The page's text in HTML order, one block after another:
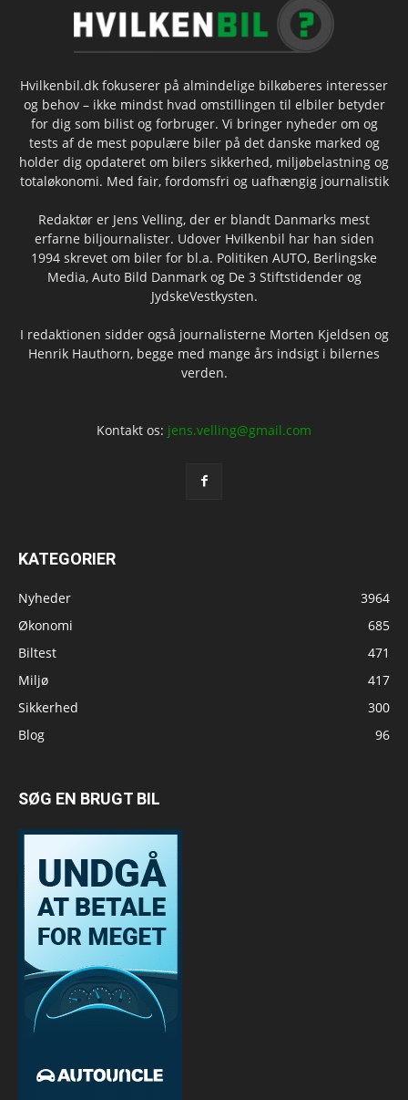
Hvilkenbil.dk fokuserer på almindelige bilkøberes interesser
og behov – ikke mindst hvad omstillingen til elbiler betyder
for dig som bilist og forbruger. Vi bringer nyheder om og
tests af de mest populære biler på det danske marked og
holder dig opdateret om bilers sikkerhed, miljøbelastning og
totaløkonomi. Med fair, fordomsfri og uafhængig journalistik
Redaktør er Jens Velling, der er blandt Danmarks mest
erfarne biljournalister. Udover Hvilkenbil har han siden
1994 skrevet om biler for bl.a. Politiken AUTO, Berlingske
Media, Auto Bild Danmark og De 3 Stiftstidender og
JydskeVestkysten.
I redaktionen sidder også journalisterne Morten Kjeldsen og
Henrik Hauthorn, begge med mange års indsigt i bilernes
verden.
Kontakt os: jens.velling@gmail.com
KATEGORIER
Nyheder
3964
Økonomi
685
Biltest
471
Miljø
417
Sikkerhed
300
Blog
96
SØG EN BRUGT BIL